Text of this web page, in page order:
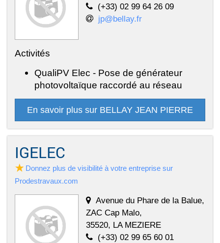
(+33) 02 99 64 26 09
jp@bellay.fr
Activités
QualiPV Elec - Pose de générateur
photovoltaïque raccordé au réseau
En savoir plus sur BELLAY JEAN PIERRE
IGELEC
Donnez plus de visibilité à votre entreprise sur
Prodestravaux.com
Avenue du Phare de la Balue,
ZAC Cap Malo,
35520, LA MEZIERE
(+33) 02 99 65 60 01